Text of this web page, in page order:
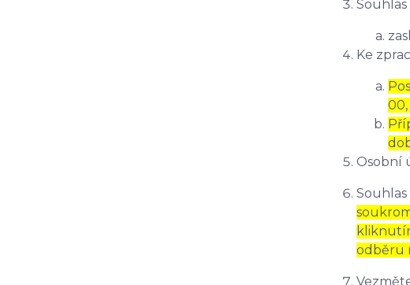
Ke
00,
Osobní
odběru